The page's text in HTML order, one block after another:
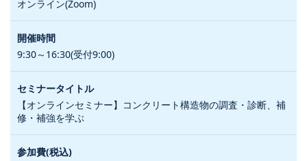
オンライン(Zoom)
9:30～16:30(受付9:00)
【オンラインセミナー】コンクリート構造物の調査・診断、補
修・補強を学ぶ